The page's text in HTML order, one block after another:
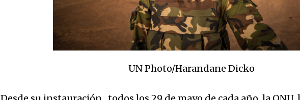
UN Photo/Harandane Dicko